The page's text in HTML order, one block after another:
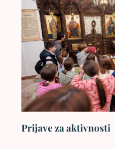
Prijave za aktivnosti